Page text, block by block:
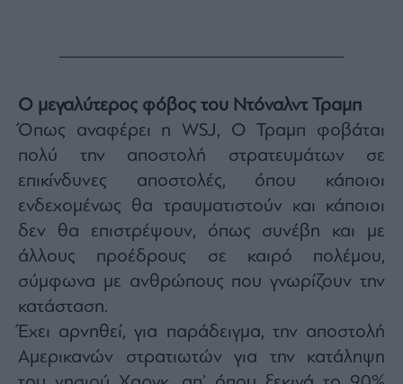
Ο μεγαλύτερος φόβος του Ντόναλντ Τραμπ
Όπως αναφέρει η WSJ, Ο Τραμπ φοβάται
πολύ την αποστολή στρατευμάτων σε
επικίνδυνες αποστολές, όπου κάποιοι
ενδεχομένως θα τραυματιστούν και κάποιοι
δεν θα επιστρέψουν, όπως συνέβη και με
άλλους προέδρους σε καιρό πολέμου,
σύμφωνα με ανθρώπους που γνωρίζουν την
κατάσταση.
Έχει αρνηθεί, για παράδειγμα, την αποστολή
Αμερικανών στρατιωτών για την κατάληψη